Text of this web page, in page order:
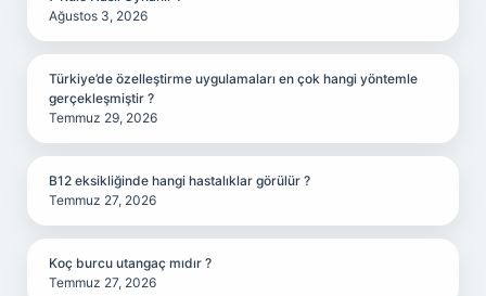
Ağustos 3, 2026
Türkiye’de özelleştirme uygulamaları en çok hangi yöntemle
gerçekleşmiştir ?
Temmuz 29, 2026
B12 eksikliğinde hangi hastalıklar görülür ?
Temmuz 27, 2026
Koç burcu utangaç mıdır ?
Temmuz 27, 2026